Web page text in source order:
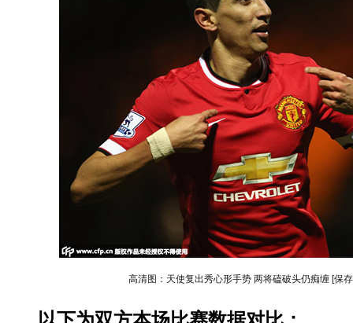
高清图：天使复出秀心形手势 两将磕破头仍痴缠 [保